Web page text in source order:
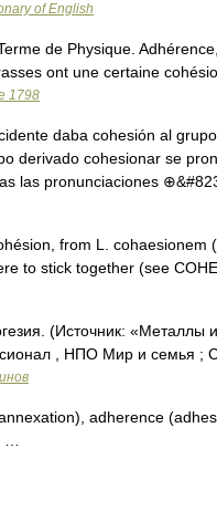
of English
de Physique.
ont une certaine
1798
daba cohesión al
derivado cohesionar se
las pronunciaciones
from L. cohaesionem
to stick together (see
(Источник: «Металлы
, НПО Мир и семья ;
adherence